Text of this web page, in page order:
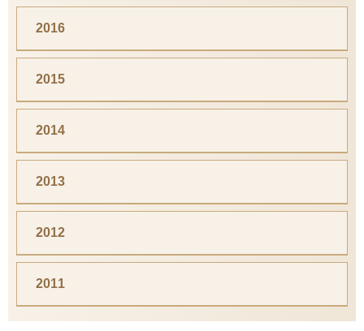
2016
2015
2014
2013
2012
2011